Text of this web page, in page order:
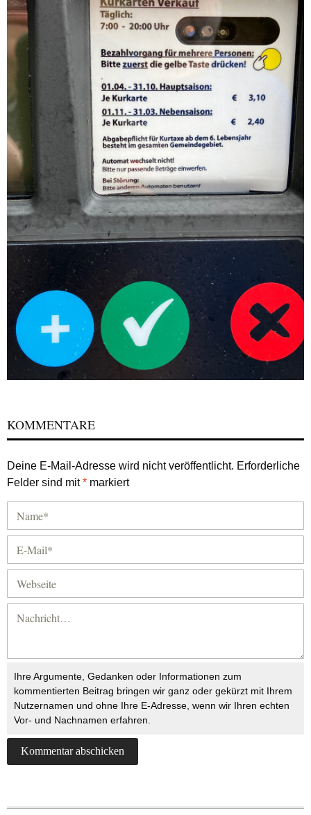
KOMMENTARE
Deine E-Mail-Adresse wird nicht veröffentlicht. Erforderliche
Felder sind mit* markiert
Ihre Argumente, Gedanken oder Informationen zum
kommentierten Beitrag bringen wir ganz oder gekürzt mit Ihrem
Nutzernamen und ohne Ihre E-Adresse, wenn wir Ihren echten
Vor- und Nachnamen erfahren.